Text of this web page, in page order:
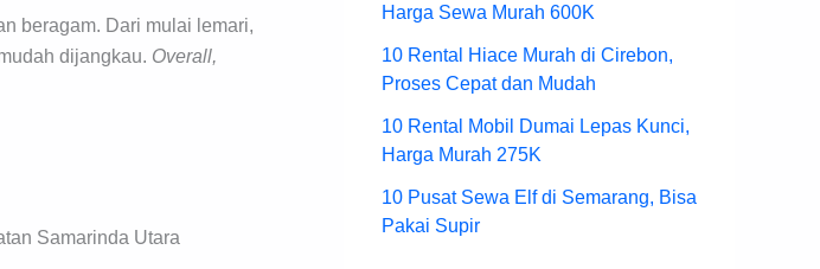
beragam. Dari mulai lemari,
dijangkau. Overall,
Samarinda Utara
Harga Sewa Murah 600K
10 Rental Hiace Murah di Cirebon,
Proses Cepat dan Mudah
10 Rental Mobil Dumai Lepas Kunci,
Harga Murah 275K
10 Pusat Sewa Elf di Semarang, Bisa
Pakai Supir